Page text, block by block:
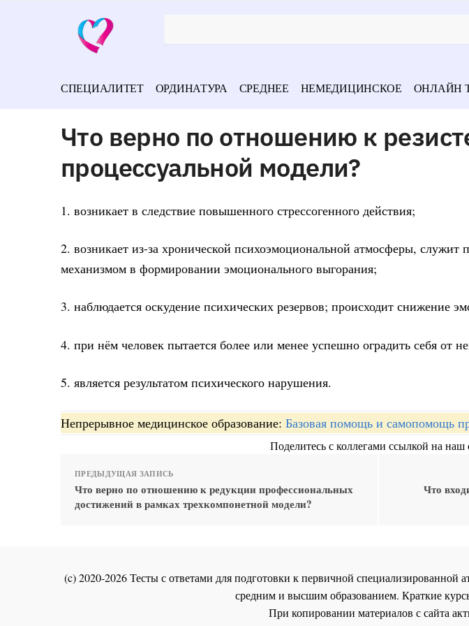
СПЕЦИАЛИТЕТ ОРДИНАТУРА СРЕДНЕЕ НЕМЕДИЦИНСКОЕ ОНЛАЙН
Что верно по отношению к
процессуальной модели?
1. возникает в следствие повышенного стрессогенного действия;
2. возникает из-за хронической психоэмоциональной атмосферы,
механизмом в формировании эмоционального выгорания;
3. наблюдается оскудение психических резервов; происходит снижение
4. при нём человек пытается более или менее успешно оградить себя от
5. является результатом психического нарушения.
Непрерывное медицинское образование: Базовая помощь и самопомощь
Поделитесь с коллегами ссылкой на наш
ПРЕДЫДУЩАЯ ЗАПИСЬ
Что верно по отношению к редукции профессиональных
достижений в рамках трехкомпонетной модели?
Что
(c) 2020-2026 Тесты с ответами для подготовки к первичной
средним и высшим образованием. Краткие
При копировании материалов с сайта